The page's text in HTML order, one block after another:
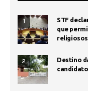
1
STF
que
religiosos
2
Destino